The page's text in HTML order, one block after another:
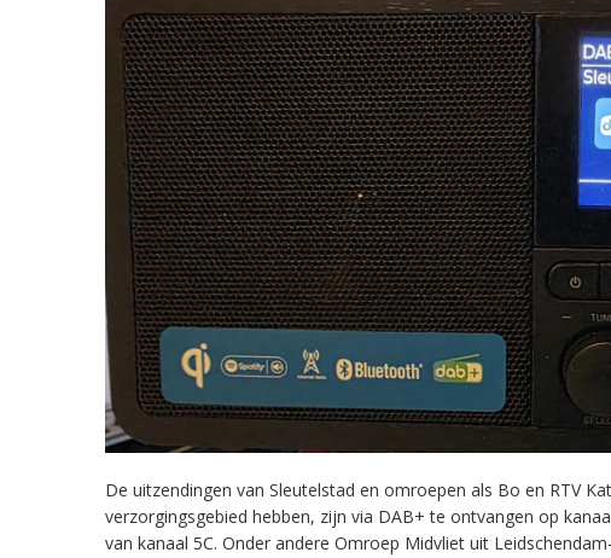
De uitzendingen van Sleutelstad en omroepen als Bo en RTV
verzorgingsgebied hebben, zijn via DAB+ te ontvangen op
van kanaal 5C. Onder andere Omroep Midvliet uit